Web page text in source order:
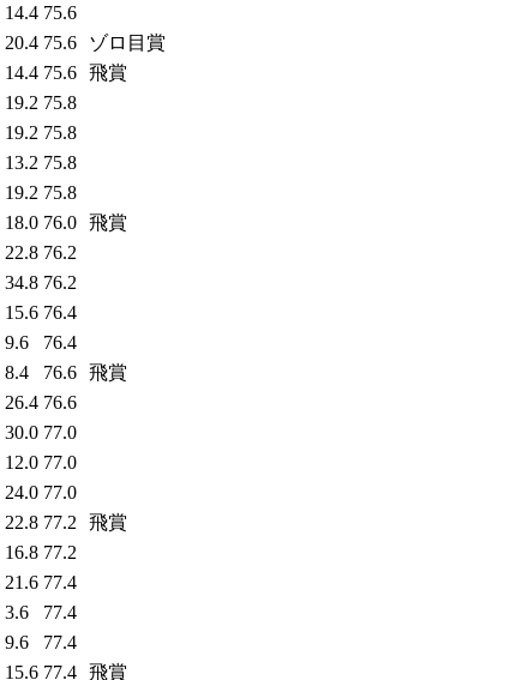
14.4 75.6
20.4 75.6
ゾロ目賞
14.4 75.6 飛賞
19.2 75.8
19.2 75.8
13.2 75.8
19.2 75.8
18.0 76.0 飛賞
22.8 76.2
34.8 76.2
15.6 76.4
9.6
76.4
8.4 76.6 飛賞
26.4 76.6
30.0 77.0
12.0 77.0
24.0 77.0
22.8 77.2
飛賞
16.8 77.2
21.6 77.4
3.6
77.4
9.6
77.4
15.6 77.4 飛賞